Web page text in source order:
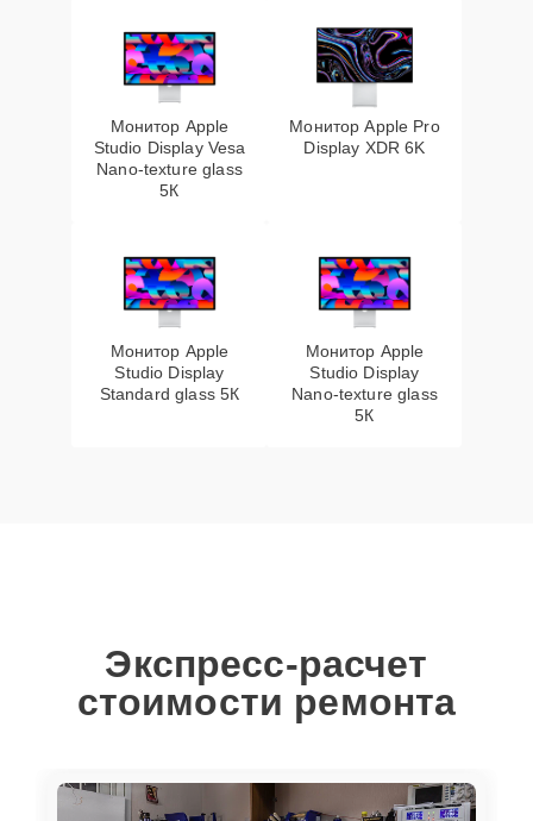
Монитор Apple
Studio Display Vesa
Nano-texture glass
5К
Монитор Apple Pro
Display XDR 6K
Монитор Apple
Studio Display
Standard glass 5К
Монитор Apple
Studio Display
Nano-texture glass
5К
Экспресс-расчет
стоимости ремонта